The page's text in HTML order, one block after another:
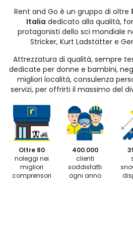
Rent and Go è un gruppo di oltre
Italia dedicato alla qualità,
protagonisti dello sci mondiale
Stricker, Kurt Ladstätter e
Attrezzatura di qualità, sempre
dedicate per donne e bambini,
migliori località, consulenza
servizi, per offrirti il massimo del
Oltre 80
noleggi nei
migliori
comprensori
400.000
clienti
soddisfatti
ogni anno